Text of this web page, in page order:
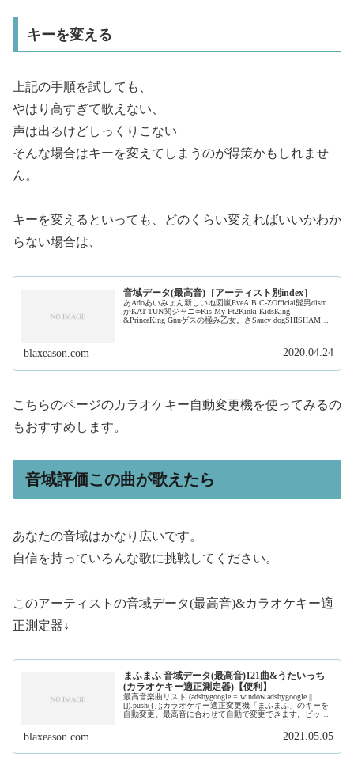
キーを変える
上記の手順を試しても、
やはり高すぎて歌えない、
声は出るけどしっくりこない
そんな場合はキーを変えてしまうのが得策かもしれませ
ん。
キーを変えるといっても、どのくらい変えればいいかわか
らない場合は、
音域データ(最高音)［アーティスト別index］
あAdoあいみょん新しい地図嵐EveA.B.C-ZOfficial髭男dism
かKAT-TUN関ジャニ∞Kis-My-Ft2Kinki KidsKing
&PrinceKing Gnuゲスの極み乙女。さSaucy dogSHISHAMO
blaxeason.com 2020.04.24
こちらのページのカラオケキー自動変更機を使ってみるの
もおすすめします。
音域評価この曲が歌えたら
あなたの音域はかなり広いです。
自信を持っていろんな歌に挑戦してください。
このアーティストの音域データ(最高音)&カラオケキー適
正測定器↓
まふまふ 音域データ(最高音)121曲&うたいっち
(カラオケキー適正測定器)【便利】
最高音楽曲リスト (adsbygoogle = window.adsbygoogle ||
[]).push({});カラオケキー適正変更機「まふまふ」のキーを
自動変更。最高音に合わせて自動で変更できます。ピック
blaxeason.com 2021.05.05